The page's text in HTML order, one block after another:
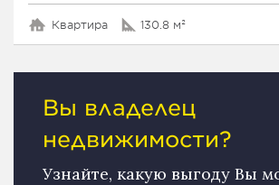
Квартира 130.8 м²
Вы владелец
недвижимости?
Узнайте, какую выгоду Вы